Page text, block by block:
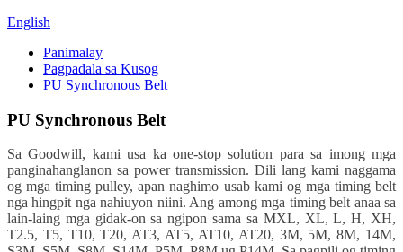
English
Panimalay
Pagpadala sa Kusog
PU Synchronous Belt
PU Synchronous Belt
Sa Goodwill, kami usa ka one-stop solution para sa imong mga
panginahanglanon sa power transmission. Dili lang kami naggama
og mga timing pulley, apan naghimo usab kami og mga timing belt
nga hingpit nga nahiuyon niini. Ang among mga timing belt anaa sa
lain-laing mga gidak-on sa ngipon sama sa MXL, XL, L, H, XH,
T2.5, T5, T10, T20, AT3, AT5, AT10, AT20, 3M, 5M, 8M, 14M,